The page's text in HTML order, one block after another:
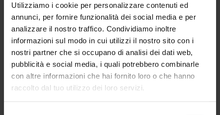
Utilizziamo i cookie per personalizzare contenuti ed
annunci, per fornire funzionalità dei social media e per
analizzare il nostro traffico. Condividiamo inoltre
informazioni sul modo in cui utilizzi il nostro sito con i
nostri partner che si occupano di analisi dei dati web,
pubblicità e social media, i quali potrebbero combinarle
con altre informazioni che hai fornito loro o che hanno
raccolto dal tuo utilizzo dei loro servizi.
personali
acconsento al
trattamento dei
miei dati
personali per
l'invio della
Newsletter,